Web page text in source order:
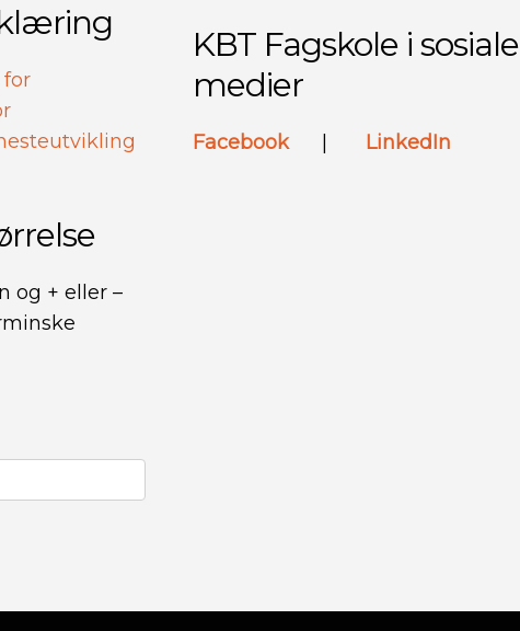
og + eller –
KBT Fagskole i sosiale
medier
Facebook | LinkedIn